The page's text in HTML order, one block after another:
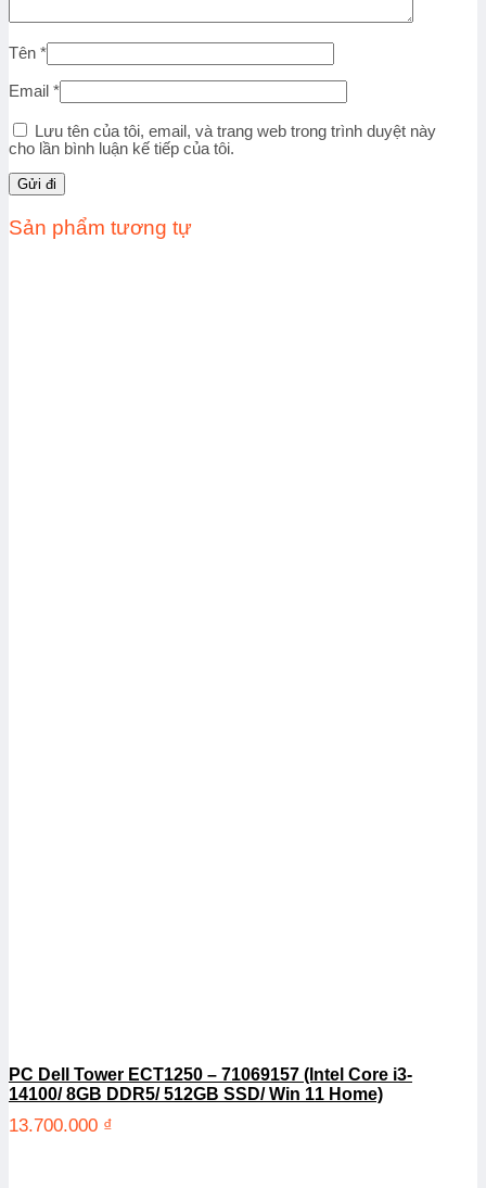
Tên *
Email *
Lưu tên của tôi, email, và trang web trong trình duyệt này
cho lần bình luận kế tiếp của tôi.
Sản phẩm tương tự
PC Dell Tower ECT1250 – 71069157 (Intel Core i3-
14100/ 8GB DDR5/ 512GB SSD/ Win 11 Home)
13.700.000 ₫